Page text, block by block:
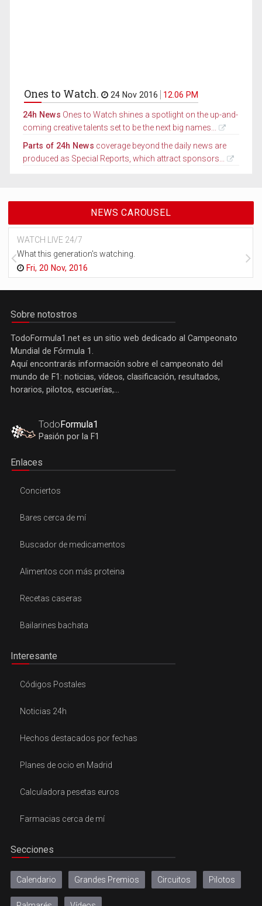
Ones to Watch. 24 Nov 2016 12.06 PM
24h News Ones to Watch shines a spotlight on the up-and-
coming creative talents set to be the next big names...
Parts of 24h News coverage beyond the daily news are
produced as Special Reports, which attract sponsors...
NEWS CAROUSEL
WATCH LIVE 24/7
What this generation's watching.
Fri, 20 Nov, 2016
Sobre notostros
TodoFormula1.net es un sitio web dedicado al Campeonato
Mundial de Fórmula 1.
Aquí encontrarás información sobre el campeonato del
mundo de F1: noticias, vídeos, clasificación, resultados,
horarios, pilotos, escuerías,...
Todo Formula1
Pasión por la F1
Enlaces
Conciertos
Bares cerca de mí
Buscador de medicamentos
Alimentos con más proteina
Recetas caseras
Bailarines bachata
Interesante
Códigos Postales
Noticias 24h
Hechos destacados por fechas
Planes de ocio en Madrid
Calculadora pesetas euros
Farmacias cerca de mí
Secciones
Calendario Grandes Premios Circuitos Pilotos